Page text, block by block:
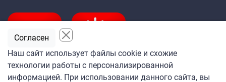
Подпишитесь
Наш сайт использует файлы cookie и схожие
технологии работы с персонализированной
информацией. При использовании данного сайта, вы
Согласен